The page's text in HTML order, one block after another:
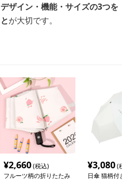
ザイン・機能・サイズの3つを
が大切です。
¥2,660(税込)
フルーツ柄の折りたたみ
¥3,080(税
日傘 猫柄付き